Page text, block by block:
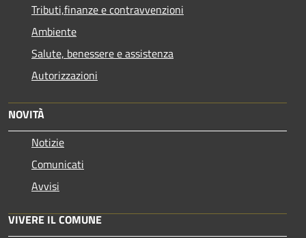
Tributi,finanze e contravvenzioni
Ambiente
Salute, benessere e assistenza
Autorizzazioni
NOVITÀ
Notizie
Comunicati
Avvisi
VIVERE IL COMUNE